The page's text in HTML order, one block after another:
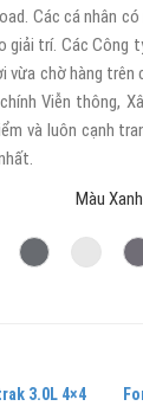
Các cá nhân
giải trí. Các Công
vừa chờ hàng
Viễn thông,
và luôn cạnh
3.0L 4×4